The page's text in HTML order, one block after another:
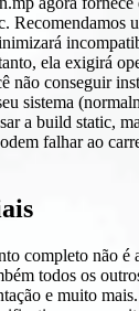
Recomendamos
ela exigirá
não conseguir
sistema
a build static,
falhar ao
completo não é
todos os
e muito